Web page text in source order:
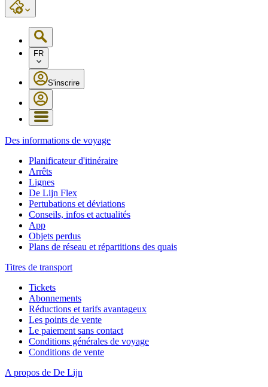
FR
S'inscrire
Des informations de voyage
Planificateur d'itinéraire
Arrêts
Lignes
De Lijn Flex
Pertubations et déviations
Conseils, infos et actualités
App
Objets perdus
Plans de réseau et répartitions des quais
Titres de transport
Tickets
Abonnements
Réductions et tarifs avantageux
Les points de vente
Le paiement sans contact
Conditions générales de voyage
Conditions de vente
A propos de De Lijn